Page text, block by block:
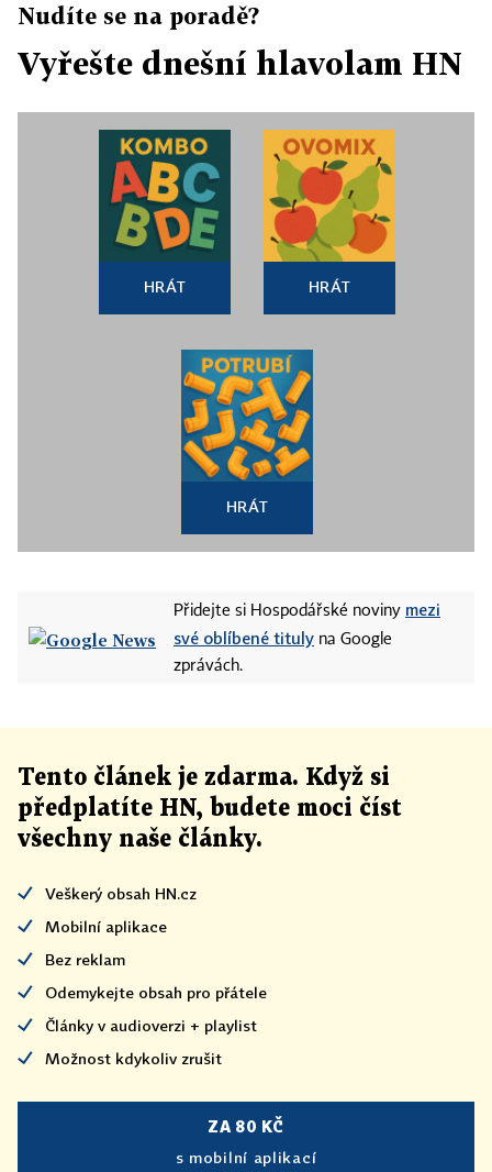
Nudíte se na poradě?
Vyřešte dnešní hlavolam HN
HRÁT HRÁT
HRÁT
Přidejte si Hospodářské noviny mezi
své oblíbené tituly na Google
zprávách.
Tento článek je zdarma. Když si
předplatíte HN, budete moci číst
všechny naše články.
Veškerý obsah HN.cz
Mobilní aplikace
Bez reklam
Odemykejte obsah pro přátele
Články v audioverzi + playlist
Možnost kdykoliv zrušit
ZA 80 KČ
s mobilní aplikací